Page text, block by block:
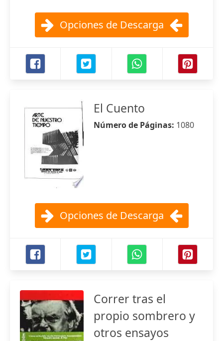
Opciones de Descarga
El Cuento
Número de Páginas: 1080
Opciones de Descarga
Correr tras el
propio sombrero y
otros ensayos